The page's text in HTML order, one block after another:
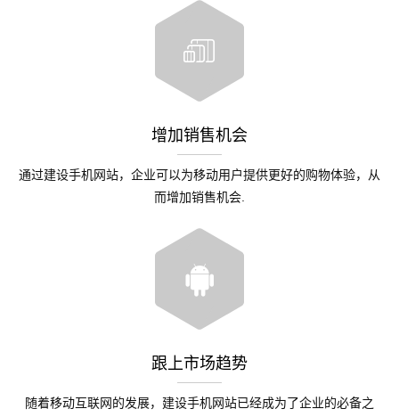
增加销售机会
通过建设手机网站，企业可以为移动用户提供更好的购物体验，从
而增加销售机会.
跟上市场趋势
随着移动互联网的发展，建设手机网站已经成为了企业的必备之